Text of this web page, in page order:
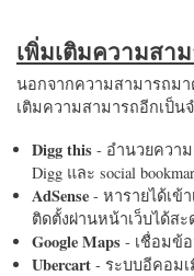
เพิ่มเติมความสา
นอกจากความสามารถมา
เติมความสามารถอีกเป็
Digg this - อำนวยควา
Digg และ social
AdSense - หารายได้เข้
ติดตั้งผ่านหน้าเว็บได้สะ
Google Maps - เชื่อมข้อ
Ubercart - ระบบอีคอม